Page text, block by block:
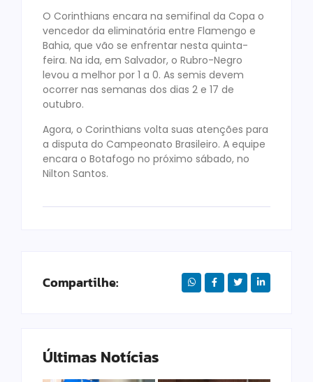
O Corinthians encara na semifinal da Copa o
vencedor da eliminatória entre Flamengo e
Bahia, que vão se enfrentar nesta quinta-
feira. Na ida, em Salvador, o Rubro-Negro
levou a melhor por 1 a 0. As semis devem
ocorrer nas semanas dos dias 2 e 17 de
outubro.
Agora, o Corinthians volta suas atenções para
a disputa do Campeonato Brasileiro. A equipe
encara o Botafogo no próximo sábado, no
Nilton Santos.
Compartilhe:
Últimas Notícias